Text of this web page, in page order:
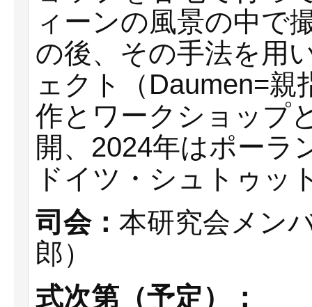
ィーンの風景の中で
の後、その手法を用
ェクト（Daumen=親
作とワークショップ
開、2024年はポーラ
ドイツ・シュトゥッ
司会： 本研究会メン
郎）
式次第（予定）：